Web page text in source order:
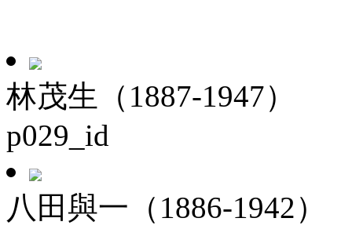
林茂生（1887-1947）
p029_id
八田與一（1886-1942）